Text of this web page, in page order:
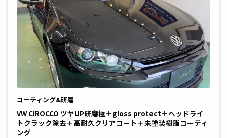
コーティング&研磨
VW CIROCCO ツヤUP研磨極＋gloss protect＋ヘッドライ
トクラック除去＋高耐久クリアコート＋未塗装樹脂コーティ
ング